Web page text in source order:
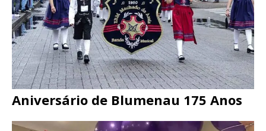
Aniversário de Blumenau 175 Anos